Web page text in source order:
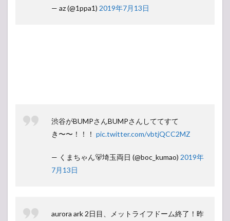
— az (@1ppa1) 2019年7月13日
渋谷がBUMPさんBUMPさんしててすて
き〜〜！！！ pic.twitter.com/vbtjQCC2MZ
— くまちゃん🐻埼玉両日 (@boc_kumao) 2019年
7月13日
aurora ark 2日目、メットライフドーム終了！昨